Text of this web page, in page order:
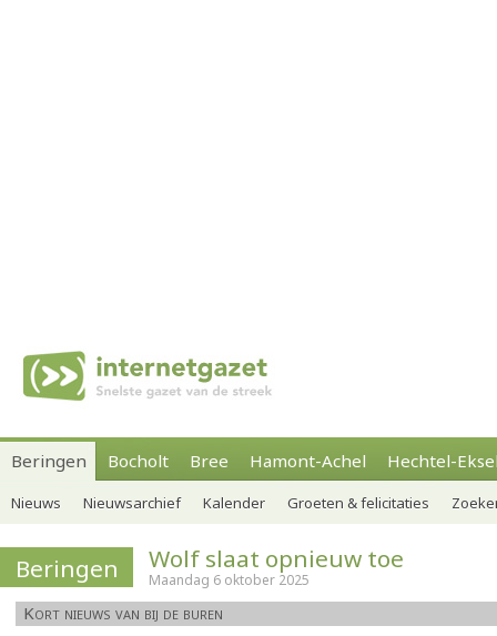
Beringen Bocholt Bree Hamont-Achel Hechtel-
Nieuws Nieuwsarchief Kalender Groeten & felicitaties
Beringen Wolf slaat opnieuw toe
Maandag 6 oktober 2025
Kort nieuws van bij de buren